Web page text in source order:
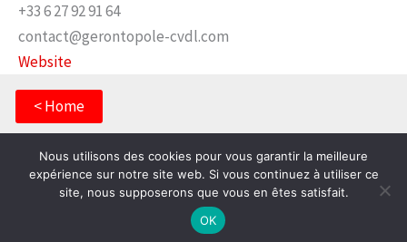
+33 6 27 92 91 64
contact@gerontopole-cvdl.com
Website
< Home
Ce site a été conçu pour un usage sur smartphone
This website is created for a smartphone use
Nous utilisons des cookies pour vous garantir la meilleure
expérience sur notre site web. Si vous continuez à utiliser ce
site, nous supposerons que vous en êtes satisfait.
OK